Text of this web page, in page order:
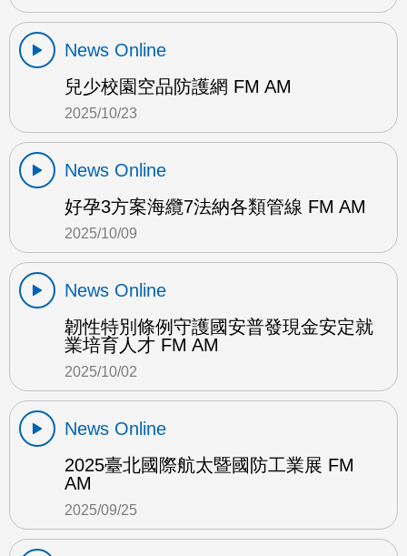
News Online
兒少校園空品防護網 FM AM
2025/10/23
News Online
好孕3方案海纜7法納各類管線 FM AM
2025/10/09
News Online
韌性特別條例守護國安普發現金安定就
業培育人才 FM AM
2025/10/02
News Online
2025臺北國際航太暨國防工業展 FM
AM
2025/09/25